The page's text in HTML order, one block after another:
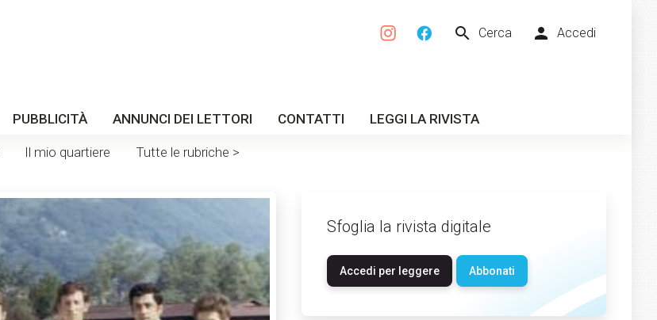
search Cerca person Accedi
PUBBLICITÀ ANNUNCI DEI LETTORI CONTATTI LEGGI LA RIVISTA
Il mio quartiere Tutte le rubriche >
Sfoglia la rivista digitale
Accedi per leggere Abbonati